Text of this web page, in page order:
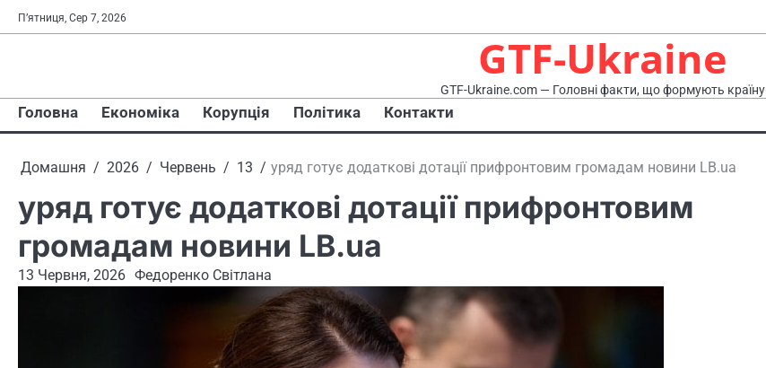
Перейти
до
П’ятниця, Сер 7, 2026
GTF-Ukraine
GTF-Ukraine.com — Головні факти, що формують країну
Головна Економіка Корупція Політика Контакти
Домашня 2026 Червень 13 уряд готує додаткові дотації прифронтовим громадам новини LB.ua
уряд готує додаткові дотації прифронтовим
громадам новини LB.ua
13 Червня, 2026 Федоренко Світлана